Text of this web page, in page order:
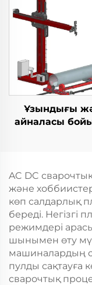
Ұзындығы
айналасы
AC DC
және
көп салдарлық
береді. Негізгі
режимдері
шынымен өту
машиналардың
пулды сақтауға
сварочтық